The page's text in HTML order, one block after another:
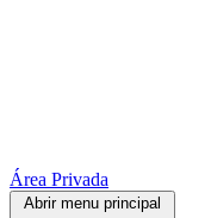
Área Privada
Abrir menu principal